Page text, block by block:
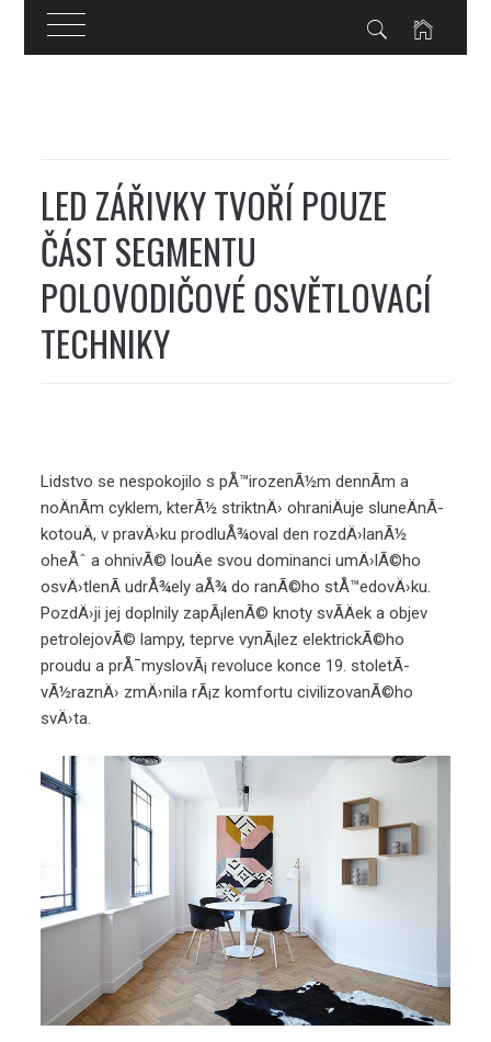
LED ZÁŘIVKY TVOŘÍ POUZE
ČÁST SEGMENTU
POLOVODIČOVÉ OSVĚTLOVACÍ
TECHNIKY
Lidstvo se nespokojilo s pÅ™irozenÃ½m dennÃ­m a
noÄnÃ­m cyklem, kterÃ½ striktnÄ› ohraniÄuje sluneÄnÃ­
kotouÄ, v pravÄ›ku prodluÅ¾oval den rozdÄ›lanÃ½
oheÅˆ a ohnivÃ© louÄe svou dominanci umÄ›lÃ©ho
osvÄ›tlenÃ­ udrÅ¾ely aÅ¾ do ranÃ©ho stÅ™edovÄ›ku.
PozdÄ›ji jej doplnily zapÃ¡lenÃ© knoty svÃ­Äek a objev
petrolejovÃ© lampy, teprve vynÃ¡lez elektrickÃ©ho
proudu a prÅ¯myslovÃ¡ revoluce konce 19. stoletÃ­
vÃ½raznÄ› zmÄ›nila rÃ¡z komfortu civilizovanÃ©ho
svÄ›ta.